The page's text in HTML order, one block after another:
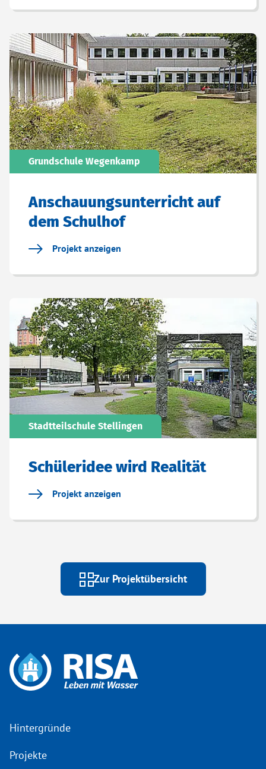
Grundschule Wegenkamp
Anschauungsunterricht auf
dem Schulhof
Projekt anzeigen
Stadtteilschule Stellingen
Schüleridee wird Realität
Projekt anzeigen
Zur Projektübersicht
Hintergründe
Projekte